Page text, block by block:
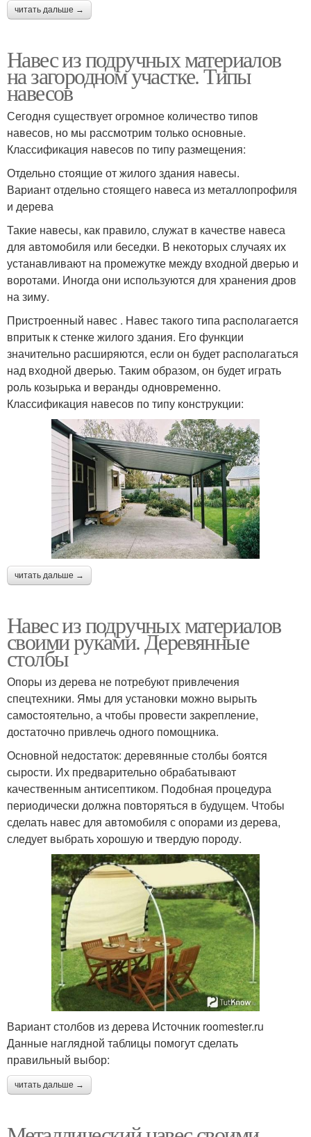
читать дальше →
Навес из подручных материалов
на загородном участке. Типы
навесов
Сегодня существует огромное количество типов
навесов, но мы рассмотрим только основные.
Классификация навесов по типу размещения:
Отдельно стоящие от жилого здания навесы.
Вариант отдельно стоящего навеса из металлопрофиля
и дерева
Такие навесы, как правило, служат в качестве навеса
для автомобиля или беседки. В некоторых случаях их
устанавливают на промежутке между входной дверью и
воротами. Иногда они используются для хранения дров
на зиму.
Пристроенный навес . Навес такого типа располагается
впритык к стенке жилого здания. Его функции
значительно расширяются, если он будет располагаться
над входной дверью. Таким образом, он будет играть
роль козырька и веранды одновременно.
Классификация навесов по типу конструкции:
читать дальше →
Навес из подручных материалов
своими руками. Деревянные
столбы
Опоры из дерева не потребуют привлечения
спецтехники. Ямы для установки можно вырыть
самостоятельно, а чтобы провести закрепление,
достаточно привлечь одного помощника.
Основной недостаток: деревянные столбы боятся
сырости. Их предварительно обрабатывают
качественным антисептиком. Подобная процедура
периодически должна повторяться в будущем. Чтобы
сделать навес для автомобиля с опорами из дерева,
следует выбрать хорошую и твердую породу.
Вариант столбов из дерева Источник roomester.ru
Данные наглядной таблицы помогут сделать
правильный выбор:
читать дальше →